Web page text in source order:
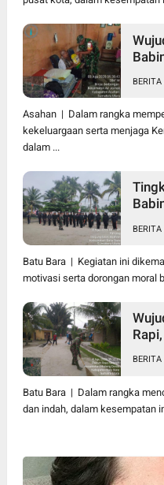
Asahan | Dalam rangka
kekeluargaan serta menjaga
dalam ...
Batu Bara | Kegiatan ini
motivasi serta dorongan moral
Batu Bara | Dalam rangka
dan indah, dalam kesempatan